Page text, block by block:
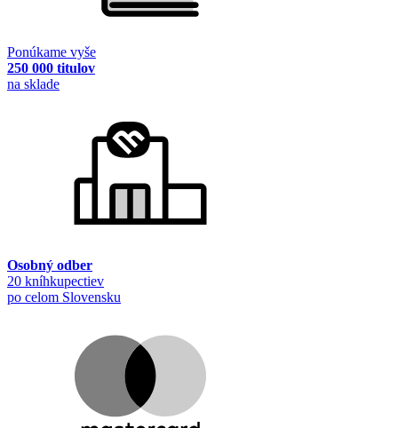
Ponúkame vyše
250 000 titulov
na sklade
Osobný odber
20 kníhkupectiev
po celom Slovensku